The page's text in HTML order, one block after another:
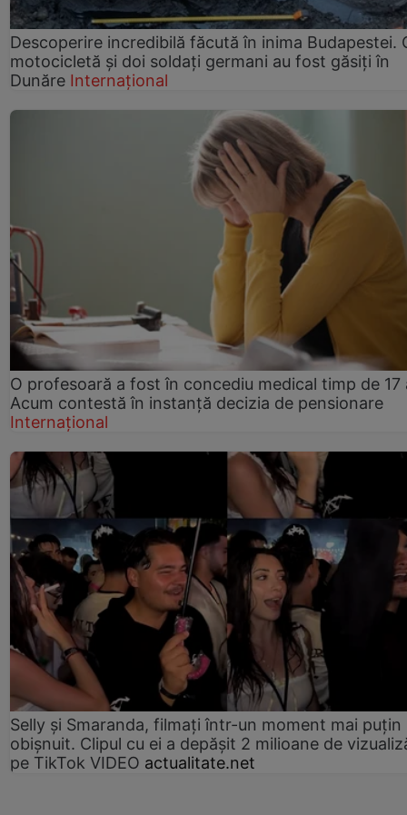
Descoperire incredibilă făcută în inima Budapestei.
motocicletă și doi soldați germani au fost găsiți în
Dunăre Internațional
O profesoară a fost în concediu medical timp de 17
Acum contestă în instanță decizia de pensionare
Internațional
Selly și Smaranda, filmați într-un moment mai puțin
obișnuit. Clipul cu ei a depășit 2 milioane de
pe TikTok VIDEO actualitate.net